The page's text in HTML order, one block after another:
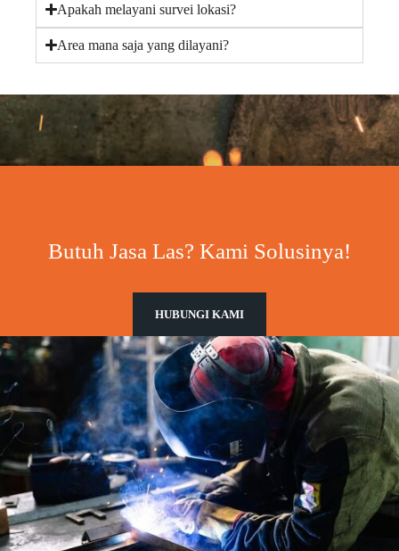
Apakah melayani survei lokasi?
Area mana saja yang dilayani?
Butuh Jasa Las? Kami Solusinya!
HUBUNGI KAMI